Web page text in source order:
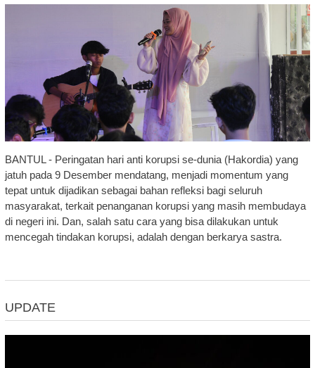
BANTUL - Peringatan hari anti korupsi se-dunia (Hakordia) yang
jatuh pada 9 Desember mendatang, menjadi momentum yang
tepat untuk dijadikan sebagai bahan refleksi bagi seluruh
masyarakat, terkait penanganan korupsi yang masih membudaya
di negeri ini. Dan, salah satu cara yang bisa dilakukan untuk
mencegah tindakan korupsi, adalah dengan berkarya sastra.
UPDATE